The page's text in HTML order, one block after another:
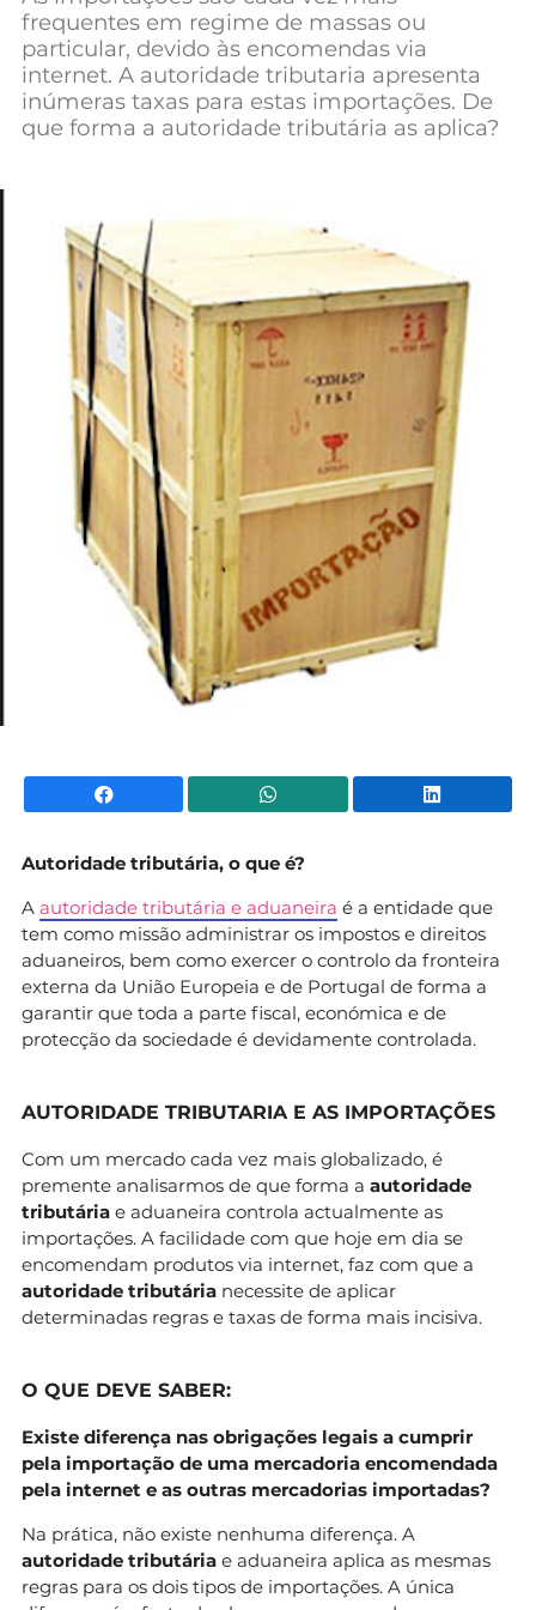
Mundial 2026
frequentes em regime de massas ou
particular, devido às encomendas via
internet. A autoridade tributaria apresenta
inúmeras taxas para estas importações. De
que forma a autoridade tributária as aplica?
Facebook WhatsApp
Autoridade tributária, o que é?
A autoridade tributária e aduaneira é a entidade que
tem como missão administrar os impostos e direitos
aduaneiros, bem como exercer o controlo da fronteira
externa da União Europeia e de Portugal de forma a
garantir que toda a parte fiscal, económica e de
protecção da sociedade é devidamente controlada.
AUTORIDADE TRIBUTARIA E AS IMPORTAÇÕES
Com um mercado cada vez mais globalizado, é
premente analisarmos de que forma a autoridade
tributária e aduaneira controla actualmente as
importações. A facilidade com que hoje em dia se
encomendam produtos via internet, faz com que a
autoridade tributária necessite de aplicar
determinadas regras e taxas de forma mais incisiva.
O QUE DEVE SABER:
Existe diferença nas obrigações legais a cumprir
pela importação de uma mercadoria encomendada
pela internet e as outras mercadorias importadas?
Na prática, não existe nenhuma diferença. A
autoridade tributária e aduaneira aplica as mesmas
regras para os dois tipos de importações. A única